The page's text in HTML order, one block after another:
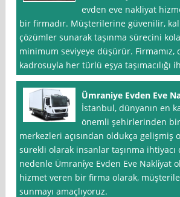
evden eve nakliyat
bir firmadır. Müşterilerine güvenilir,
çözümler sunarak taşınma sürecini
minimum seviyeye düşürür. Firmamız,
kadrosuyla her türlü eşya taşımacılığı
Ümraniye Evden Eve
İstanbul, dünyanın en
önemli şehirlerinden
merkezleri açısından oldukça gelişmiş
sürekli olarak insanlar taşınma ihtiyacı
nedenle Ümrani̇ye Evden Eve Nakli̇yat
hizmet veren bir firma olarak,
sunmayı amaçlıyoruz.